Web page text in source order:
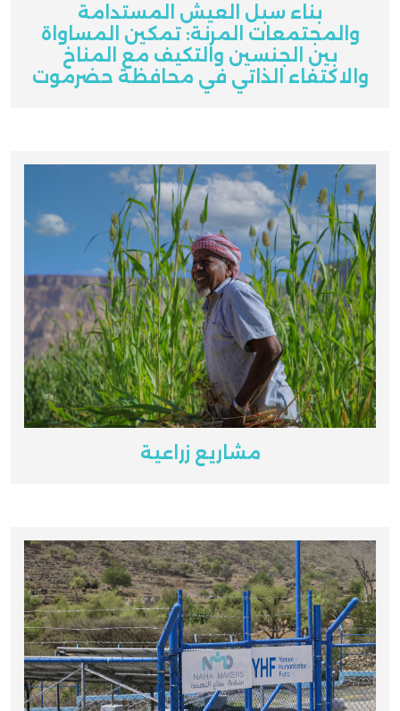
بناء سبل العيش المستدامة
والمجتمعات المرنة: تمكين المساواة
بين الجنسين والتكيف مع المناخ
والاكتفاء الذاتي في محافظة حضرموت
مشاريع زراعية